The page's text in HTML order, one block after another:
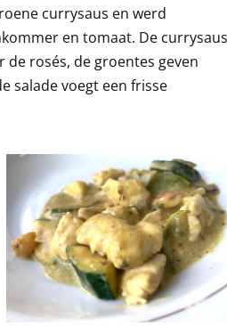
currysaus en werd
en tomaat. De currysaus
rosés, de groentes geven
salade voegt een frisse